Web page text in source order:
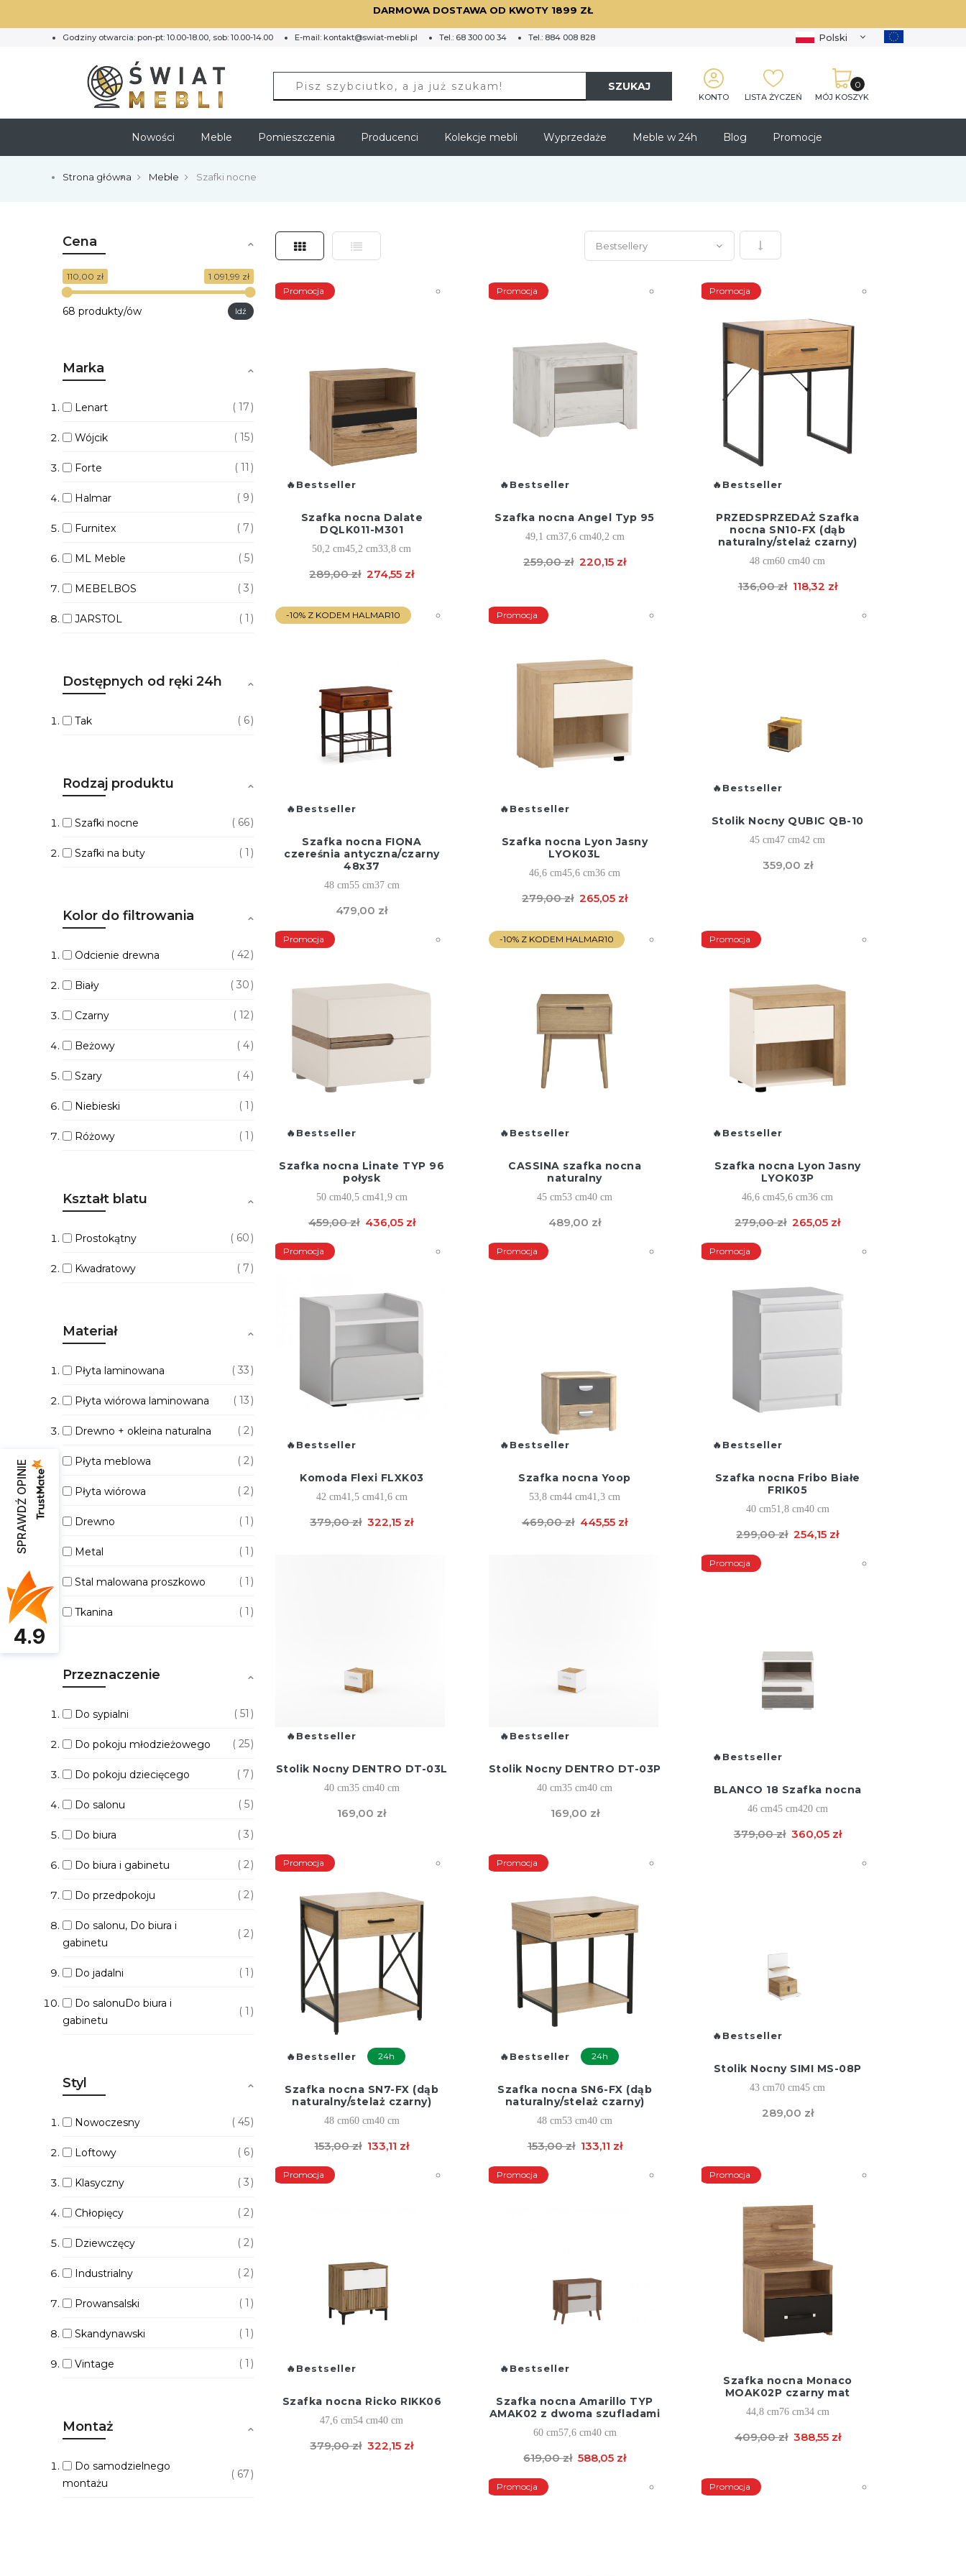
DARMOWA DOSTAWA OD KWOTY 1899 ZŁ
Godziny otwarcia: pon-pt: 10.00-18.00, sob: 10.00-14.00 E-mail: kontakt@swiat-mebli.pl Tel.: 68 300 00 34 Tel.: 884 008 828 Polski
SZUKAJ
KONTO LISTA ŻYCZEŃ MÓJ KOSZYK
Nowości Meble Pomieszczenia Producenci Kolekcje mebli Wyprzedaże Meble w 24h Blog Promocje
Strona główna Meble Szafki nocne
Siatka Lista Ustaw kierunek rosnący
Bestseller
Promocja
Szafka nocna Dalate
DQLK011-M301
50,2 cm45,2 cm33,8 cm
274,55 zł
289,00 zł
Bestseller
Promocja
Szafka nocna Angel Typ 95
49,1 cm37,6 cm40,2 cm
220,15 zł
259,00 zł
Bestseller
Promocja
PRZEDSPRZEDAŻ Szafka
nocna SN10-FX (dąb
naturalny/stelaż czarny)
48 cm60 cm40 cm
118,32 zł
136,00 zł
-10% Z KODEM HALMAR10
Bestseller
Szafka nocna FIONA
czereśnia antyczna/czarny
48x37
48 cm55 cm37 cm
479,00 zł
Bestseller
Promocja
Szafka nocna Lyon Jasny
LYOK03L
46,6 cm45,6 cm36 cm
265,05 zł
279,00 zł
Bestseller
Stolik Nocny QUBIC QB-10
45 cm47 cm42 cm
359,00 zł
Bestseller
Promocja
Szafka nocna Linate TYP 96
połysk
50 cm40,5 cm41,9 cm
436,05 zł
459,00 zł
-10% Z KODEM HALMAR10
Bestseller
CASSINA szafka nocna
naturalny
45 cm53 cm40 cm
489,00 zł
Bestseller
Promocja
Szafka nocna Lyon Jasny
LYOK03P
46,6 cm45,6 cm36 cm
265,05 zł
279,00 zł
Bestseller
Promocja
Komoda Flexi FLXK03
42 cm41,5 cm41,6 cm
322,15 zł
379,00 zł
Bestseller
Promocja
Szafka nocna Yoop
53,8 cm44 cm41,3 cm
445,55 zł
469,00 zł
Bestseller
Promocja
Szafka nocna Fribo Białe
FRIK05
40 cm51,8 cm40 cm
254,15 zł
299,00 zł
Bestseller
Stolik Nocny DENTRO DT-03L
40 cm35 cm40 cm
169,00 zł
Bestseller
Stolik Nocny DENTRO DT-03P
40 cm35 cm40 cm
169,00 zł
Bestseller
Promocja
BLANCO 18 Szafka nocna
46 cm45 cm420 cm
360,05 zł
379,00 zł
24h
Bestseller
Promocja
Szafka nocna SN7-FX (dąb
naturalny/stelaż czarny)
48 cm60 cm40 cm
133,11 zł
153,00 zł
24h
Bestseller
Promocja
Szafka nocna SN6-FX (dąb
naturalny/stelaż czarny)
48 cm53 cm40 cm
133,11 zł
153,00 zł
Bestseller
Stolik Nocny SIMI MS-08P
43 cm70 cm45 cm
289,00 zł
Bestseller
Promocja
Szafka nocna Ricko RIKK06
47,6 cm54 cm40 cm
322,15 zł
379,00 zł
Bestseller
Promocja
Szafka nocna Amarillo TYP
AMAK02 z dwoma szufladami
60 cm57,6 cm40 cm
588,05 zł
619,00 zł
Promocja
Szafka nocna Monaco
MOAK02P czarny mat
44,8 cm76 cm34 cm
388,55 zł
409,00 zł
Promocja Promocja
Cena
110,00 zł 1 091,99 zł
68 produkty/ów Idź
Marka
Lenart 17
Wójcik 15
Forte 11
Halmar 9
Furnitex 7
ML Meble 5
MEBELBOS 3
JARSTOL 1
Dostępnych od ręki 24h
Tak 6
Rodzaj produktu
Szafki nocne 66
Szafki na buty 1
Kolor do filtrowania
Odcienie drewna 42
Biały 30
Czarny 12
Beżowy 4
Szary 4
Niebieski 1
Różowy 1
Kształt blatu
Prostokątny 60
Kwadratowy 7
Materiał
Płyta laminowana 33
Płyta wiórowa laminowana 13
Drewno + okleina naturalna 2
Płyta meblowa 2
Płyta wiórowa 2
Drewno 1
Metal 1
Stal malowana proszkowo 1
Tkanina 1
Przeznaczenie
Do sypialni 51
Do pokoju młodzieżowego 25
Do pokoju dziecięcego 7
Do salonu 5
Do biura 3
Do biura i gabinetu 2
Do przedpokoju 2
Do salonu, Do biura i
gabinetu
2
Do jadalni 1
Do salonuDo biura i
gabinetu
1
Styl
Nowoczesny 45
Loftowy 6
Klasyczny 3
Chłopięcy 2
Dziewczęcy 2
Industrialny 2
Prowansalski 1
Skandynawski 1
Vintage 1
Montaż
Do samodzielnego
montażu
67
SPRAWDŹ OPINIE
4.9